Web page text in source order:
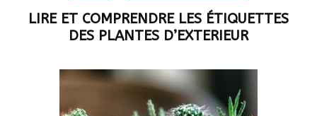
LIRE ET COMPRENDRE LES ÉTIQUETTES
DES PLANTES D’EXTERIEUR